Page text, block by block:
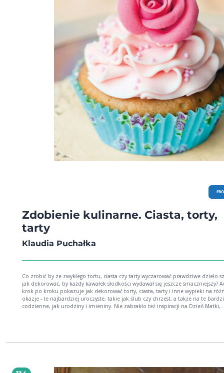
Zdobienie kulinarne. Ciasta, torty,
tarty
Klaudia Puchałka
Co zrobić by ze zwykłego tortu, ciasta czy tarty wyczarować prawdziwe dzieło
jak dekorować, by każdy kawałek słodkości wydawał się jeszcze smaczniejszy?
krok po kroku pokazuje jak dekorować torty, ciasta, tarty i inne wypieki na
okazje - te najbardziej uroczyste, takie jak ślub czy chrzest, a także na te
codzienne, jak urodziny i imieniny. Nie zabrakło też inspiracji na Dzień Matki,
zdarzenia oraz podaje sprawdzone przepisy na różne okoliczności. Całość jest